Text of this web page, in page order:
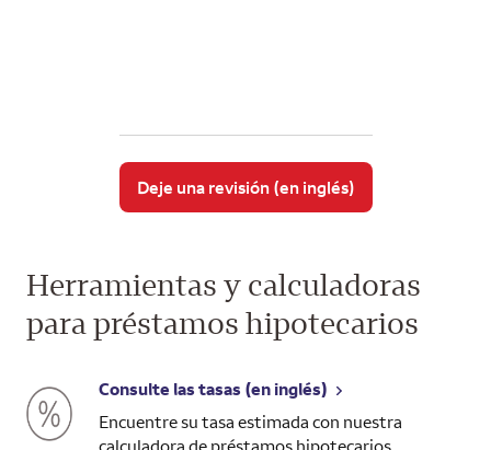
Deje una revisión (en inglés)
Herramientas y calculadoras
para préstamos hipotecarios
Consulte las tasas (en inglés)
Encuentre su tasa estimada con nuestra
calculadora de préstamos hipotecarios.